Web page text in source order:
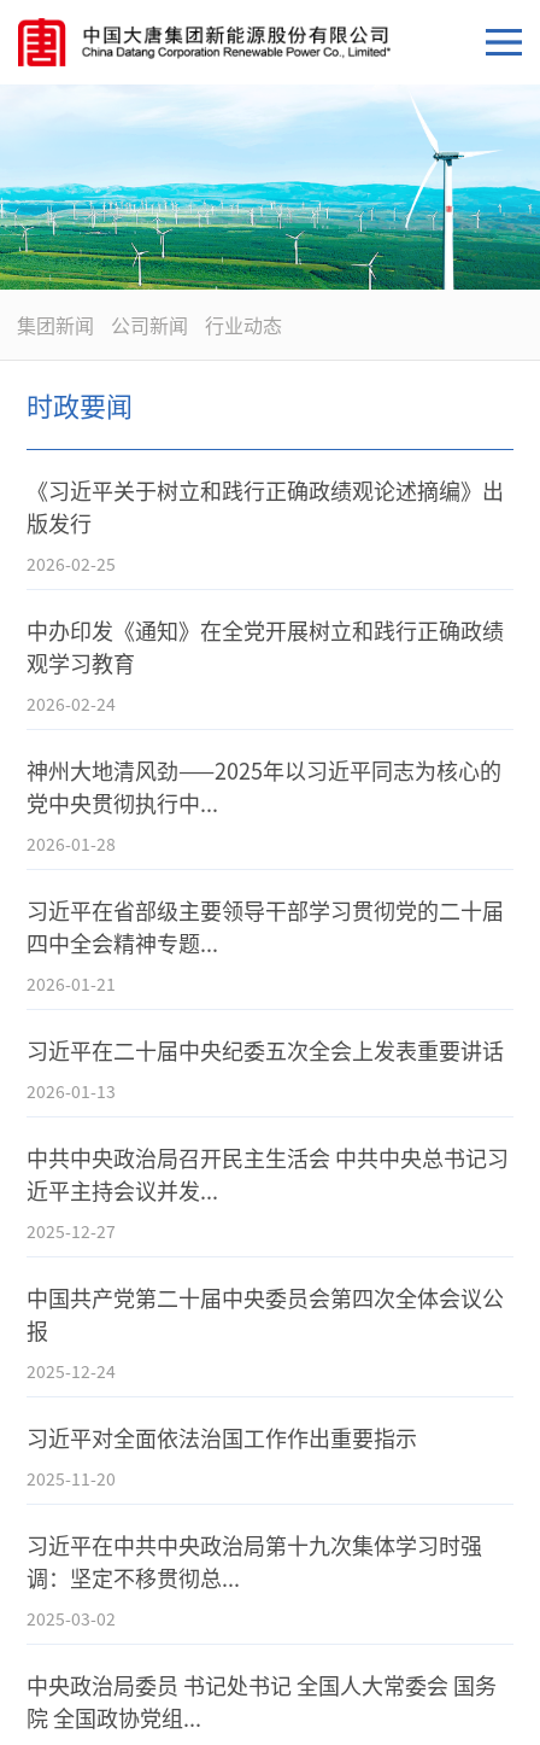
集团新闻 公司新闻 行业动态
时政要闻
《习近平关于树立和践行正确政绩观论述摘编》出
版发行
2026-02-25
中办印发《通知》在全党开展树立和践行正确政绩
观学习教育
2026-02-24
神州大地清风劲——2025年以习近平同志为核心的
党中央贯彻执行中...
2026-01-28
习近平在省部级主要领导干部学习贯彻党的二十届
四中全会精神专题...
2026-01-21
习近平在二十届中央纪委五次全会上发表重要讲话
2026-01-13
中共中央政治局召开民主生活会 中共中央总书记习
近平主持会议并发...
2025-12-27
中国共产党第二十届中央委员会第四次全体会议公
报
2025-12-24
习近平对全面依法治国工作作出重要指示
2025-11-20
习近平在中共中央政治局第十九次集体学习时强
调：坚定不移贯彻总...
2025-03-02
中央政治局委员 书记处书记 全国人大常委会 国务
院 全国政协党组...